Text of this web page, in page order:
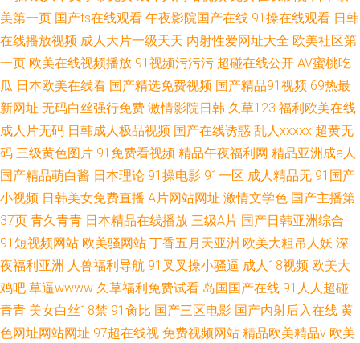
美第一页 国产ts在线观看 午夜影院国产在线 91操在线观看 日韩
在线播放视频 成人大片一级天天 内射性爱网址大全 欧美社区第
一页 欧美在线视频播放 91视频污污污 超碰在线公开 AV蜜桃吃
瓜 日本欧美在线看 国产精选免费视频 国产精品91视频 69热最
新网址 无码白丝强行免费 激情影院日韩 久草123 福利欧美在线
成人片无码 日韩成人极品视频 国产在线诱惑 乱人xxxxx 超黄无
码 三级黄色图片 91免费看视频 精品午夜福利网 精品亚洲成a人
国产精品萌白酱 日本理论 91操电影 91一区 成人精品无 91国产
小视频 日韩美女免费直播 A片网站网址 激情文学色 国产主播第
37页 青久青青 日本精品在线播放 三级A片 国产日韩亚洲综合
91短视频网站 欧美骚网站 丁香五月天亚洲 欧美大粗吊人妖 深
夜福利亚洲 人兽福利导航 91叉叉操小骚逼 成人18视频 欧美大
鸡吧 草逼wwww 久草福利免费试看 岛国国产在线 91人人超碰
青青 美女白丝18禁 91肏比 国产三区电影 国产内射后入在线 黄
色网址网站网址 97超在线视 免费视频网站 精品欧美精品v 欧美